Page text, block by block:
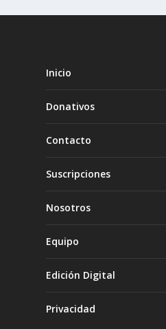
Inicio
Donativos
Contacto
Suscripciones
Nosotros
Equipo
Edición Digital
Privacidad